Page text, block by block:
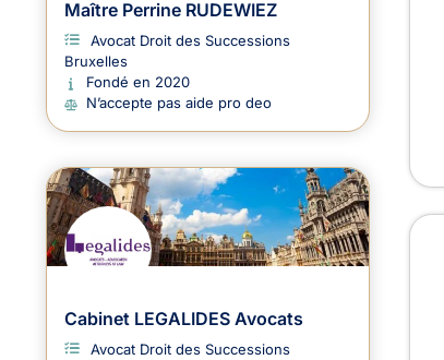
Maître Perrine RUDEWIEZ
Avocat Droit des Successions
Bruxelles
Fondé en 2020
N’accepte pas aide pro deo
Cabinet LEGALIDES Avocats
Avocat Droit des Successions